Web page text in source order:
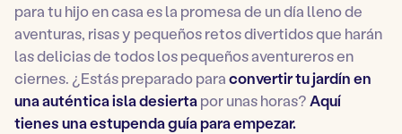
para tu hijo en casa es la promesa de un día lleno de
aventuras, risas y pequeños retos divertidos que harán
las delicias de todos los pequeños aventureros en
ciernes. ¿Estás preparado paraconvertir tu jardín en
una auténtica isla desiertapor unas horas?Aquí
tienes una estupenda guía para empezar.